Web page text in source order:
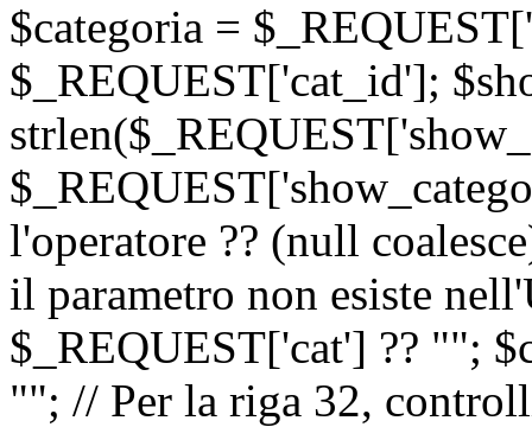
$categoria =
$_REQUEST['cat_id'];
l'operatore ?? (null
il parametro non esiste
$_REQUEST['cat'] ?? "";
""; // Per la riga 32,